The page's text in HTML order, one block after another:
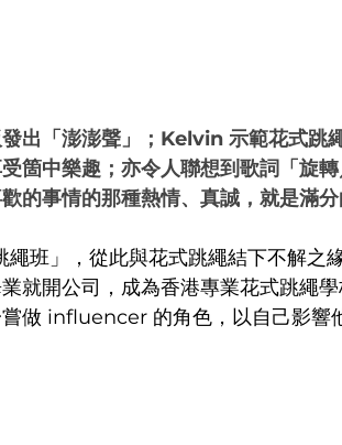
出「澎澎聲」；Kelvin 示範花式跳
箇中樂趣；亦令人聯想到歌詞「旋
的事情的那種熱情、真誠，就是滿分
繩班」，從此與花式跳繩結下不解之
就開公司，成為香港專業花式跳繩學
做 influencer 的角色，以自己影響